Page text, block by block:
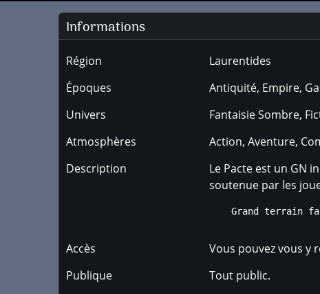
Informations
Région
Laurentides
Époques
Antiquité, Empire,
Univers
Fantaisie Sombre,
Atmosphères
Action, Aventure,
Description
Le Pacte est un GN
soutenue par les
Accès
Vous pouvez vous y
Publique
Tout public.